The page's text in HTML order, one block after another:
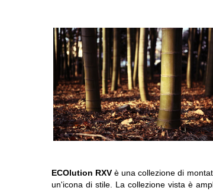
ECOlution RXVè una collezione di
un'icona di stile. La collezione vista è